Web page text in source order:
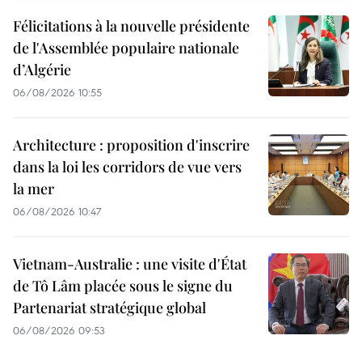
Félicitations à la nouvelle présidente
de l'Assemblée populaire nationale
d’Algérie
06/08/2026 10:55
Architecture : proposition d'inscrire
dans la loi les corridors de vue vers
la mer
06/08/2026 10:47
Vietnam-Australie : une visite d'État
de Tô Lâm placée sous le signe du
Partenariat stratégique global
06/08/2026 09:53